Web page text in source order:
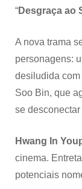
“Desgraça ao
A nova trama
personagens:
desiludida
Soo Bin, que
se
Hwang In
cinema.
potenciais